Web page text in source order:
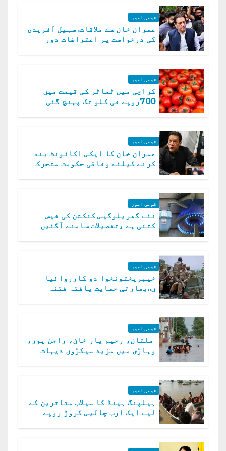
قومی امور
عمران خان سے ملاقات. سہیل آفریدی
کی درخواست پر اعتراضات دور
قومی امور
کراچی میں ٹماٹر کی قیمت میں
700روپے فی کلو تک پہنچ گئی
قومی امور
عمران خان کا ایکس اکائونٹ بند
کرنے کیلئے وفاقی حکومت متحرک
قومی امور
نئے گھریلوگیس کنکشن کی فیس
کتنی ہے ،تفصیلات سامنے آگئیں
قومی امور
خیبرپختونخوا دو کارروائیا
ں..بھارتی حمایت یافتہ فتنہ
قومی امور
ملتان، رحیم یار خان، راجن پور،
وہاڑی میں مزید سیکڑوں دیہات
قومی امور
ہیلپنگ ہینڈ کا سیلاب متاثرین کے
لیے ایک ارب چالیس کروڑ روپے